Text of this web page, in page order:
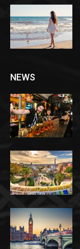
NEWS